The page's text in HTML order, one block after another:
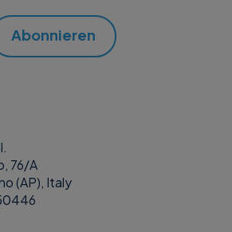
Abonnieren
76/A
(AP), Italy